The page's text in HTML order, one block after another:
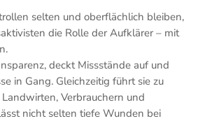
selten und oberflächlich bleiben,
die Rolle der Aufklärer – mit
deckt Missstände auf und
in Gang. Gleichzeitig führt sie zu
Verbrauchern und
nicht selten tiefe Wunden bei